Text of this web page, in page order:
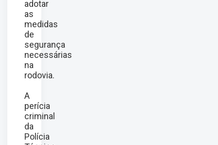
adotar
as
medidas
de
segurança
necessárias
na
rodovia.
A
perícia
criminal
da
Polícia